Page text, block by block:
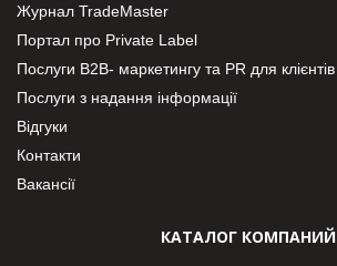
Журнал TradeMaster
Портал про Private Label
Послуги В2В- маркетингу та PR для клієнтів
Послуги з надання інформації
Відгуки
Контакти
Вакансії
КАТАЛОГ КОМПАНИЙ